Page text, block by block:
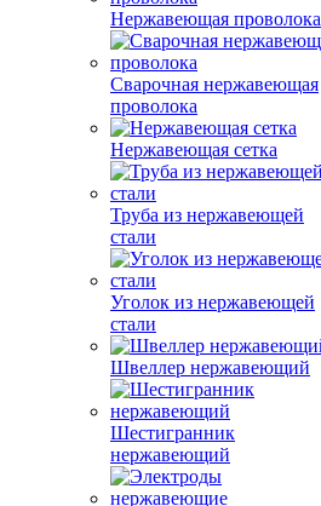
Нержавеющая проволока
Сварочная нержавеющая
проволока
Нержавеющая сетка
Труба из нержавеющей
стали
Уголок из нержавеющей
стали
Швеллер нержавеющий
Шестигранник
нержавеющий